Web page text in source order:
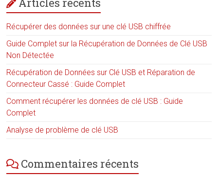
Récupérer des données sur une clé USB chiffrée
Guide Complet sur la Récupération de Données de Clé USB
Non Détectée
Récupération de Données sur Clé USB et Réparation de
Connecteur Cassé : Guide Complet
Comment récupérer les données de clé USB : Guide
Complet
Analyse de problème de clé USB
Commentaires récents